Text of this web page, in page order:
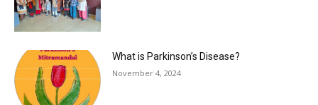
What is Parkinson’s Disease?
November 4, 2024